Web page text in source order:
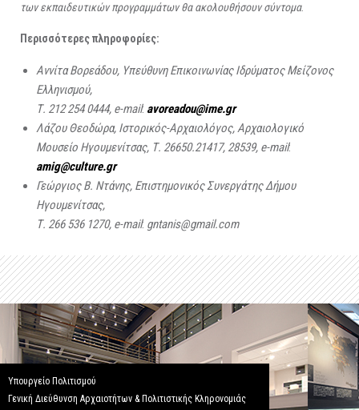
των εκπαιδευτικών προγραμμάτων θα ακολουθήσουν σύντομα.
Περισσότερες πληροφορίες:
Αννίτα Βορεάδου, Υπεύθυνη Επικοινωνίας Ιδρύματος Μείζονος
Ελληνισμού,
Τ. 212 254 0444, e-mail: avoreadou@ime.gr
Λάζου Θεοδώρα, Ιστορικός-Αρχαιολόγος, Αρχαιολογικό
Μουσείο Ηγουμενίτσας, Τ. 26650.21417, 28539, e-mail:
amig@culture.gr
Γεώργιος Β. Ντάνης, Επιστημονικός Συνεργάτης Δήμου
Ηγουμενίτσας,
Τ. 266 536 1270, e-mail: gntanis@gmail.com
Υπουργείο Πολιτισμού
Γενική Διεύθυνση Αρχαιοτήτων & Πολιτιστικής Κληρονομιάς